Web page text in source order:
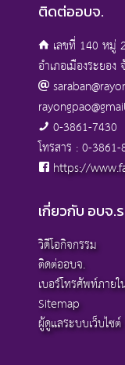
ติดต่ออบจ.
เลขที่ 140 หมู่
อำเภอเมืองระยอ
0-3861-7430
โทรสาร : 0-
https://
เกี่ยวกับ อบจ.
วิดีโอกิจกรรม
ติดต่ออบจ.
เบอร์โทรศัพท์ภาย
Sitemap
ผู้ดูแลระบบเว็บไซต์